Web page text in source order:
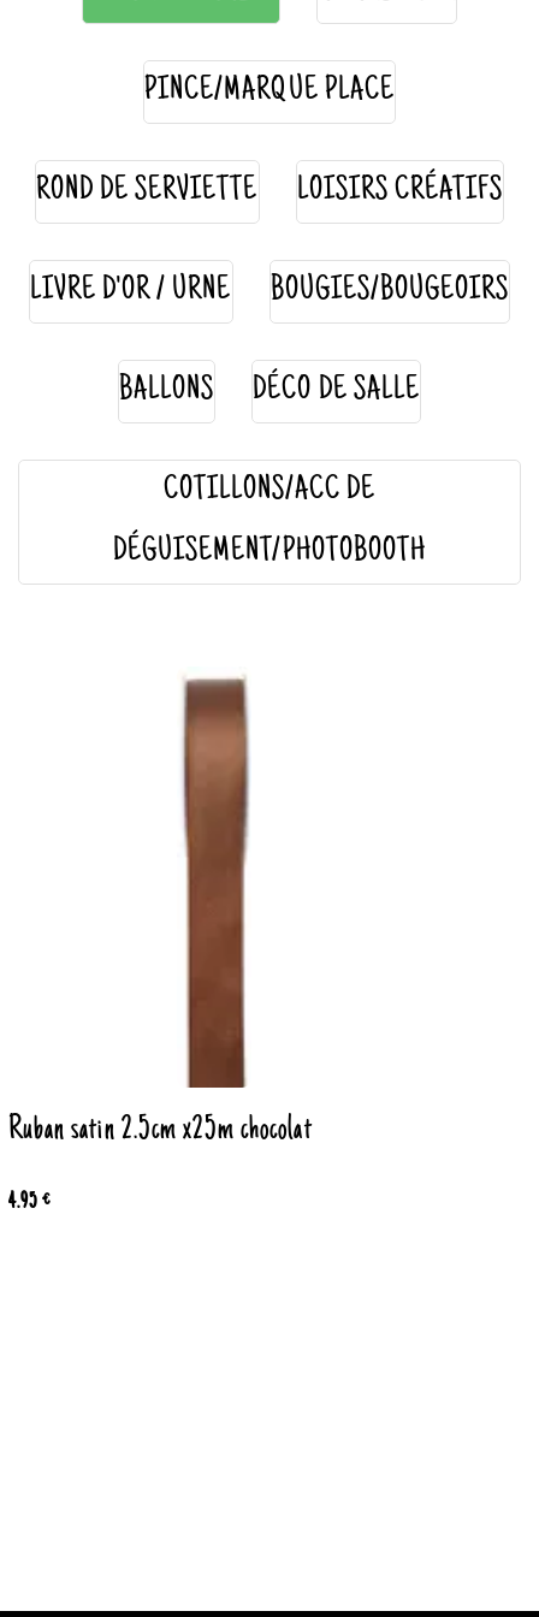
PINCE/MARQUE PLACE
ROND DE SERVIETTE LOISIRS CRÉATIFS
LIVRE D'OR / URNE BOUGIES/BOUGEOIRS
BALLONS DÉCO DE SALLE
COTILLONS/ACC DE
DÉGUISEMENT/PHOTOBOOTH
Ruban satin 2.5cm x25m chocolat
4.95 €